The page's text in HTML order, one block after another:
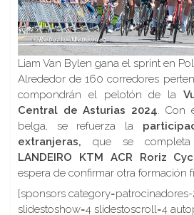
Liam Van Bylen gana el sprint en
Alrededor de 160 corredores
compondrán el pelotón de la
Central de Asturias 2024 . Con
belga, se refuerza la
extranjeras, que se
LANDEIRO KTM ACR Roriz
espera de confirmar otra formación
[sponsors
slidestoshow=4 slidestoscroll=4